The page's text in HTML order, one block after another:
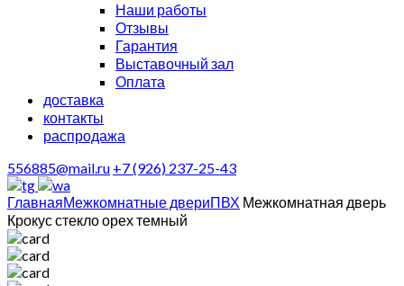
Наши работы
Отзывы
Гарантия
Выставочный зал
Оплата
доставка
контакты
распродажа
556885@mail.ru +7 (926) 237-25-43
ГлавнаяМежкомнатные двериПВХ Межкомнатная дверь
Крокус стекло орех темный